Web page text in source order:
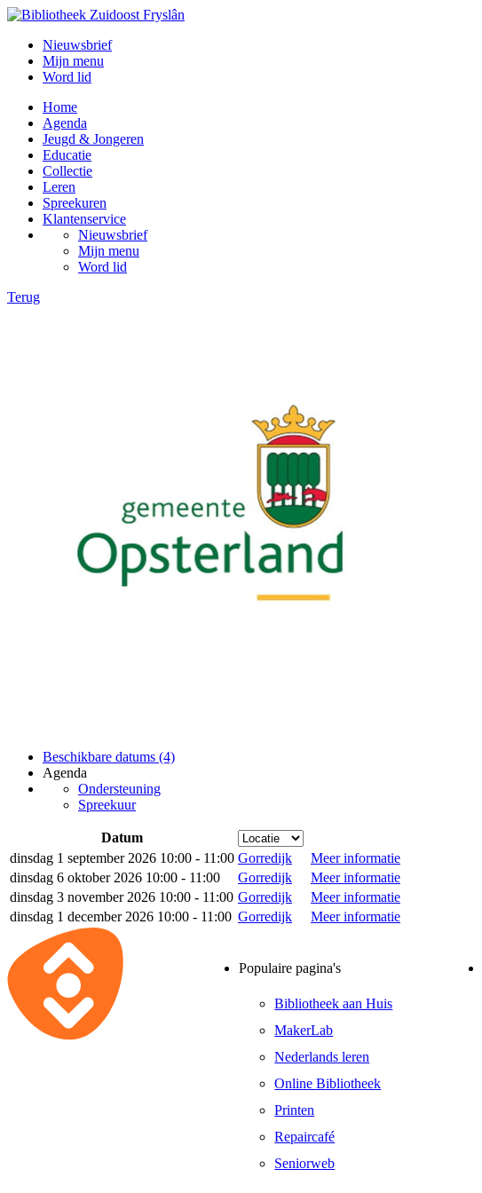
Nieuwsbrief
Mijn menu
Word lid
Home
Agenda
Jeugd & Jongeren
Educatie
Collectie
Leren
Spreekuren
Klantenservice
Nieuwsbrief
Mijn menu
Word lid
Terug
Beschikbare datums (4)
Agenda
Ondersteuning
Spreekuur
Datum
dinsdag 1 september 2026 10:00 - 11:00 Gorredijk
Meer informatie
dinsdag 6 oktober 2026 10:00 - 11:00
Gorredijk
Meer informatie
dinsdag 3 november 2026 10:00 - 11:00 Gorredijk
Meer informatie
dinsdag 1 december 2026 10:00 - 11:00 Gorredijk Meer informatie
Populaire pagina's
Bibliotheek aan Huis
MakerLab
Nederlands leren
Online Bibliotheek
Printen
Repaircafé
Seniorweb